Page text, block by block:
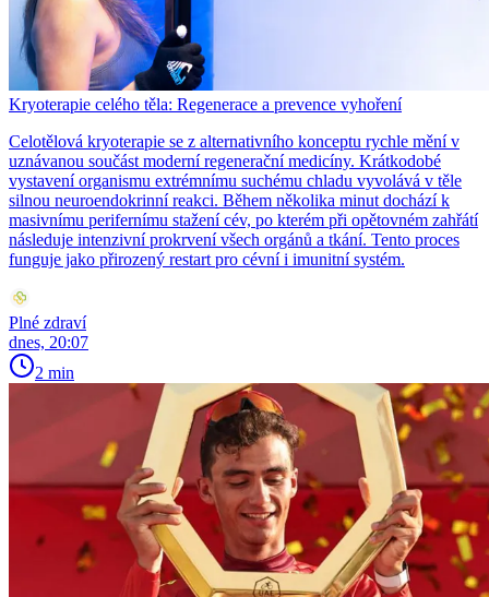
Kryoterapie celého těla: Regenerace a prevence vyhoření
Celotělová kryoterapie se z alternativního konceptu rychle mění v
uznávanou součást moderní regenerační medicíny. Krátkodobé
vystavení organismu extrémnímu suchému chladu vyvolává v těle
silnou neuroendokrinní reakci. Během několika minut dochází k
masivnímu perifernímu stažení cév, po kterém při opětovném zahřátí
následuje intenzivní prokrvení všech orgánů a tkání. Tento proces
funguje jako přirozený restart pro cévní i imunitní systém.
Plné zdraví
dnes, 20:07
2 min